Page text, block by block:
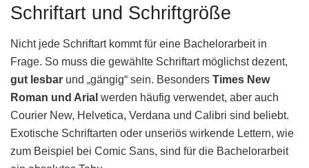
Schriftart und Schriftgröße
Nicht jede Schriftart kommt für eine Bachelorarbeit in
Frage. So muss die gewählte Schriftart möglichst dezent,
gut lesbar und „gängig“ sein. Besonders Times New
Roman und Arial werden häufig verwendet, aber auch
Courier New, Helvetica, Verdana und Calibri sind beliebt.
Exotische Schriftarten oder unseriös wirkende Lettern, wie
zum Beispiel bei Comic Sans, sind für die Bachelorarbeit